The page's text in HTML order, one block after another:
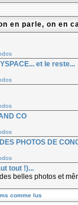
en parle, on en
et le reste...
CO
PHOTOS DE
tout !)...
belles photos et
comme lus